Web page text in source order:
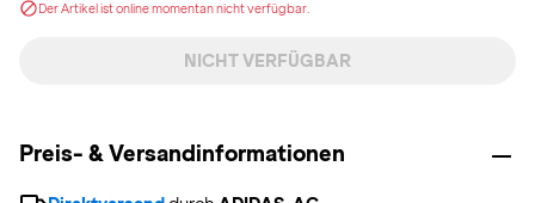
Der Artikel ist online momentan nicht verfügbar.
NICHT VERFÜGBAR
Preis- & Versandinformationen